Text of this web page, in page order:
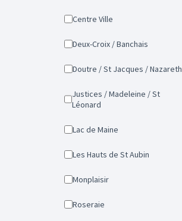
Centre Ville
Deux-Croix / Banchais
Doutre / St Jacques / Nazareth
Justices / Madeleine / St
Léonard
Lac de Maine
Les Hauts de St Aubin
Monplaisir
Roseraie